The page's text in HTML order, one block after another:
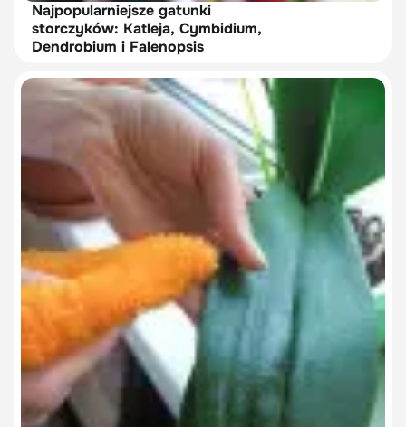
Najpopularniejsze gatunki
storczyków: Katleja, Cymbidium,
Dendrobium i Falenopsis